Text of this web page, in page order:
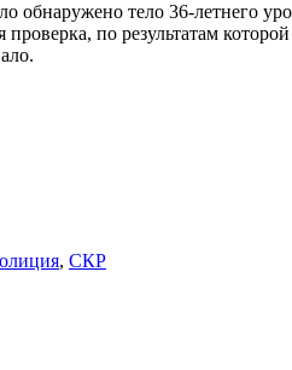
обнаружено тело 36-летнего
по результатам
, СКР